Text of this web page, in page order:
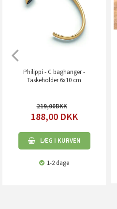
Philippi - C baghanger -
Taskeholder 6x10 cm
219,00
188,00 DKK
LÆG I KURVEN
1-2 dage